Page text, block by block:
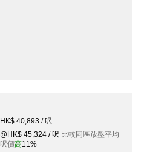
HK$ 40,893 / 呎
@HK$ 45,324 / 呎 比較同區放盤平均
呎價高11%